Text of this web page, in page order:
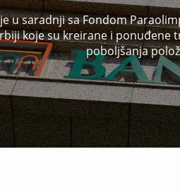
u saradnji sa Fondom
koje su kreirane i
poboljšanja